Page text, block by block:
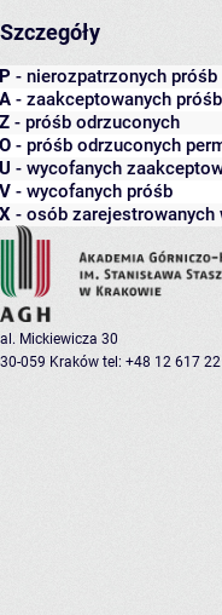
Szczegóły
P - nierozpatrzonych próśb
A - zaakceptowanych próśb
Z - próśb odrzuconych
O - próśb odrzuconych
U - wycofanych
V - wycofanych próśb
X - osób zarejestrowanych
al. Mickiewicza 30
30-059 Kraków tel: +48 12 617